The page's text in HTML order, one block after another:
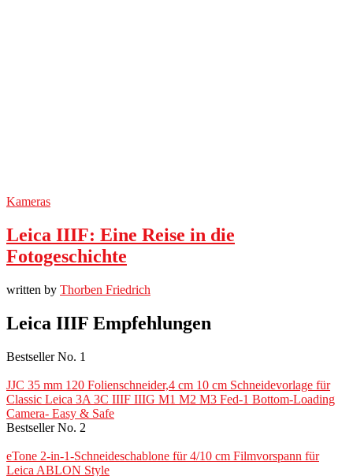
Kameras
Leica IIIF: Eine Reise in die
Fotogeschichte
written by Thorben Friedrich
Leica IIIF Empfehlungen
Bestseller No. 1
JJC 35 mm 120 Folienschneider,4 cm 10 cm Schneidevorlage für
Classic Leica 3A 3C IIIF IIIG M1 M2 M3 Fed-1 Bottom-Loading
Camera- Easy & Safe
Bestseller No. 2
eTone 2-in-1-Schneideschablone für 4/10 cm Filmvorspann für
Leica ABLON Style